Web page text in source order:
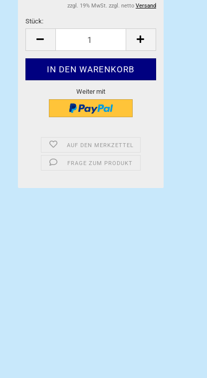
zzgl. 19% MwSt. zzgl. netto Versand
Stück:
Stück
Weiter mit
AUF DEN MERKZETTEL
FRAGE ZUM PRODUKT